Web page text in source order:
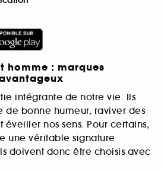
homme : marques
intégrante de notre vie. Ils
de bonne humeur, raviver des
éveiller nos sens. Pour certains,
une véritable signature
doivent donc être choisis avec